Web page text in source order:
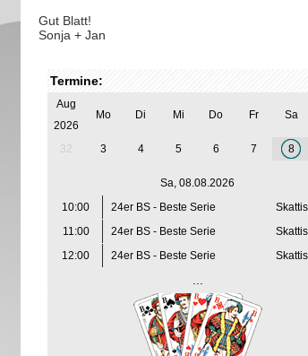
Gut Blatt!
Sonja + Jan
Termine:
Aug
2026
Mo Di Mi Do Fr Sa
32 3 4 5 6 7 8
Sa, 08.08.2026
10:00
24er BS - Beste Serie
11:00
24er BS - Beste Serie
12:00
24er BS - Beste Serie